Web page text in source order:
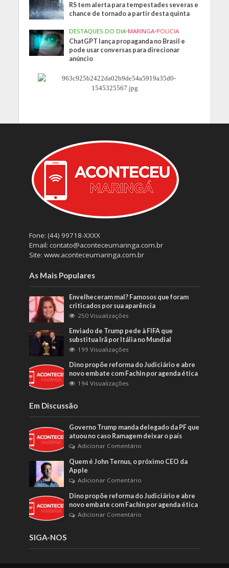
RS tem alerta para tempestades severas e
chance de tornado a partir desta quinta
DESTAQUES DO DIA•MARINGA•POLICIA
ChatGPT lança propaganda no Brasil e
pode usar conversas para direcionar
anúncio
Fone: (44) 99718-XXXX
Email: contato@aconteceumaringa.com.br
Site: www.aconteceumaringa.com.br
As Mais Populares
Envelheceram mal? Famosos que foram
criticados por sua aparência
250 Visualizações
Enviado de Trump pede à FIFA que
substitua Irã por Itália no Mundial
199 Visualizações
Dino propõe reforma do Judiciário e abre
novo embate com Fachin por agenda ética
194 Visualizações
Em Discussão
Governo Trump manda delegado da PF que
atuou no caso Ramagem deixar o país
Adicionar Comentário
Quem é John Ternus, o próximo CEO da
Apple
Adicionar Comentário
Dino propõe reforma do Judiciário e abre
novo embate com Fachin por agenda ética
Adicionar Comentário
SIGA-NOS